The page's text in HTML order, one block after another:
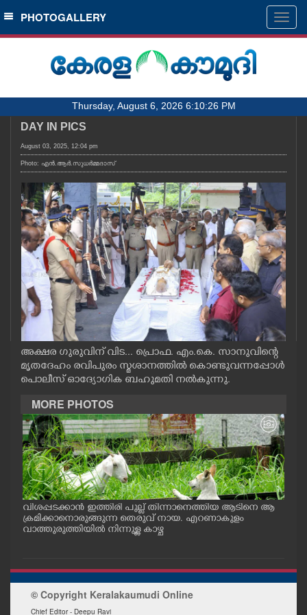
SECTIONS
HOME
NOTIFIED NEWS
KERALA
LOCAL
OBITUARY
NEWS 360
CASE DIARY
OPINION
PHOTOS
LIFESTYLE
SPIRITUAL
ART
PHOTOGALLERY
Thursday, August 6, 2026 6:10:26 PM
DAY IN PICS
August 03, 2025, 12:04 pm
Photo: എൻ.ആർ.സുധർമ്മദാസ്
അക്ഷര ഗുരുവിന് വിട... പ്രൊഫ. എം.കെ. സാനുവിന്റെ
മൃതദേഹം രവിപുരം സ്മശാനത്തിൽ കൊണ്ടുവന്നപ്പോൾ
പൊലീസ് ഓദ്യോഗിക ബഹുമതി നൽകുന്നു.
MORE PHOTOS
വിശപ്പടക്കാൻ ഇത്തിരി പുല്ല് തിന്നാനെത്തിയ ആടിനെ ആ
ക്രമിക്കാനൊരുങ്ങുന്ന തെരുവ് നായ. എറണാകുളം
വാത്തുരുത്തിയിൽ നിന്നുള്ള കാഴ്ച
© Copyright Keralakaumudi Online
Chief Editor - Deepu Ravi